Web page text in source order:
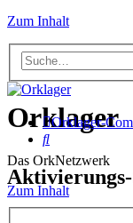
Zum Inhalt
Orklager
Das OrkNetzwerk
Zum Inhalt
Orklager-
Suche
Aktivierungs-